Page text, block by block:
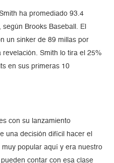
ha promediado 93.4
Brooks Baseball. El
un sinker de 89 millas por
Smith lo tira el 25%
en sus primeras 10
con su lanzamiento
una decisión difícil hacer el
popular aquí y era nuestro
contar con esa clase